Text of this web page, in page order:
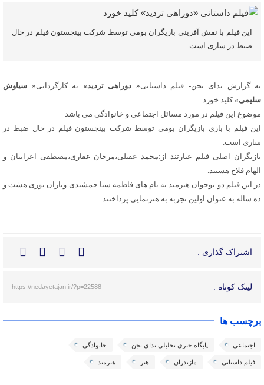
این فیلم با نقش آفرینی بازیگران بومی توسط شرکت بینچستون فیلم در حال
ضبط در ساری است.
به گزارش ندای تجن- فیلم داستانی« دوراهی تردید» به کارگردانی« سیاوش
سلیمی»کلید خورد
موضوع این فیلم در مورد مسائل اجتماعی و خانوادگی می باشد
این فیلم با بازی بازیگران بومی توسط شرکت بینچستون فیلم در حال ضبط در
ساری است.
بازیگران اصلی فیلم عبارتند از:محمد عقیلی،مرجان غفاری،مصطفی اعرابیان و
الهام فلاح هستند.
در این فیلم دو نوجوان هنرمند به نام های فاطمه سنا جمشیدی وباران نوری هشت و
ده ساله به عنوان اولین تجربه به هنرنمایی پرداختند.
اشتراک گذاری :
لینک کوتاه : https://nedayetajan.ir/?p=22588
برچسب ها
اجتماعی پایگاه خبری تحلیلی ندای تجن خانوادگی
فیلم داستانی مازندران هنر هنرمند